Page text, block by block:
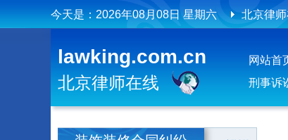
今天是： 2026年08月08日 星期六 北京律
lawking.com.cn
北京律师在线
网站首
刑事诉